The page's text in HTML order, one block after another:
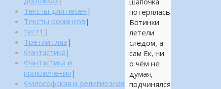
потерялась.
Ботинки
летели
следом, а
сам Ёк, ни
о чём не
думая,
подчинялся
Тексты для песен |
Тексты романсов |
тест1 |
Третий глаз |
Фантастика |
Фантастика и
приключения |
Философская и религиозная